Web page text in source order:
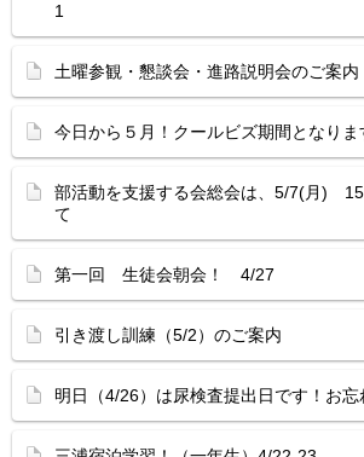
1
土曜参観・懇談会・進路説明会のご案
今日から５月！クールビズ期間となりま
部活動を支援する会総会は、5/7(月)
て
第一回 生徒会朝会！ 4/27
引き渡し訓練（5/2）のご案内
明日（4/26）は尿検査提出日です！お